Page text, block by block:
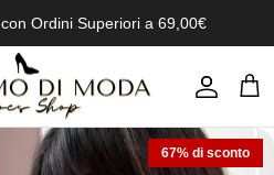
con Ordini Superiori a 69,00€
Account
67% di sconto